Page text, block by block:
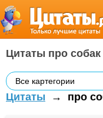
Цитаты про собак
Все картегории
Цитаты → про